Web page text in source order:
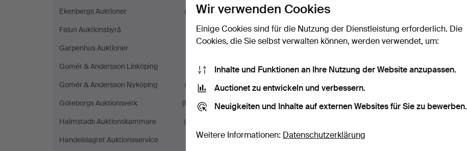
Ekenbergs Auktioner
(2)
Falun Auktionsbyrå
Garpenhus Auktioner
Gomér & Andersson Linköping
Gomér & Andersson Nyköping
(2)
Göteborgs Auktionsverk
(12)
Halmstads Auktionskammare
(6)
Handelslagret Auktionsservice
Wir verwenden Cookies
Einige Cookies sind für die Nutzung der Dienstleistung erforderlich. Die
Cookies, die Sie selbst verwalten können, werden verwendet, um:
Inhalte und Funktionen an Ihre Nutzung der Website anzupassen.
Auctionet zu entwickeln und verbessern.
Neuigkeiten und Inhalte auf externen Websites für Sie zu bewerben.
Weitere Informationen: Datenschutzerklärung